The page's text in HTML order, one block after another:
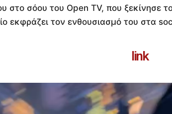
στο σόου του Open TV, που ξεκίνησε
εκφράζει τον ενθουσιασμό του στα
link